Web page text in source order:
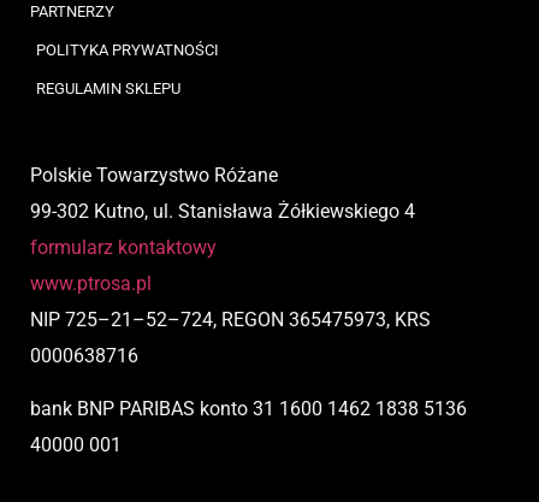
PARTNERZY
POLITYKA PRYWATNOŚCI
REGULAMIN SKLEPU
Polskie Towarzystwo Różane
99-302 Kutno, ul. Stanisława Żółkiewskiego 4
formularz kontaktowy
www.ptrosa.pl
NIP 725–21 –52–724, REGON 365475973, KRS
0000638716
bank BNP PARIBAS konto 31 1600 1462 1838 5136
40000 001